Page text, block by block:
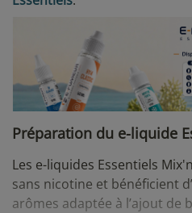
Préparation du e-liquide
Les e-liquides Essentiels
sans nicotine et bénéficient
arômes adaptée à l’ajout de